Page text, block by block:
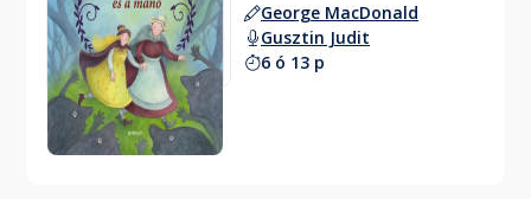
George MacDonald
Gusztin Judit
6 ó 13 p